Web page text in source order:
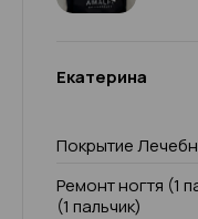
Екатерина
Покрытие
Ремонт ногтя (1
(1 пальчик)